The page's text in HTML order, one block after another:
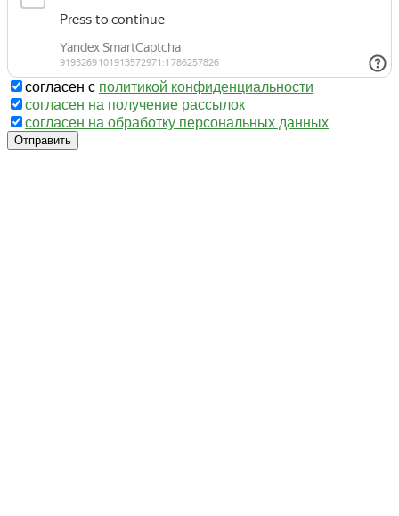
согласен с политикой конфиденциальности
согласен на получение рассылок
согласен на обработку персональных данных
Отправить